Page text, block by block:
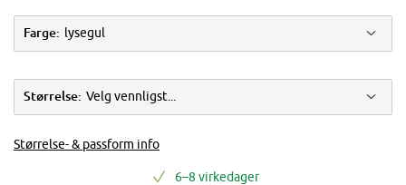
Farge: lysegul
Størrelse: Velg vennligst...
Størrelse- & passform info
6–8 virkedager